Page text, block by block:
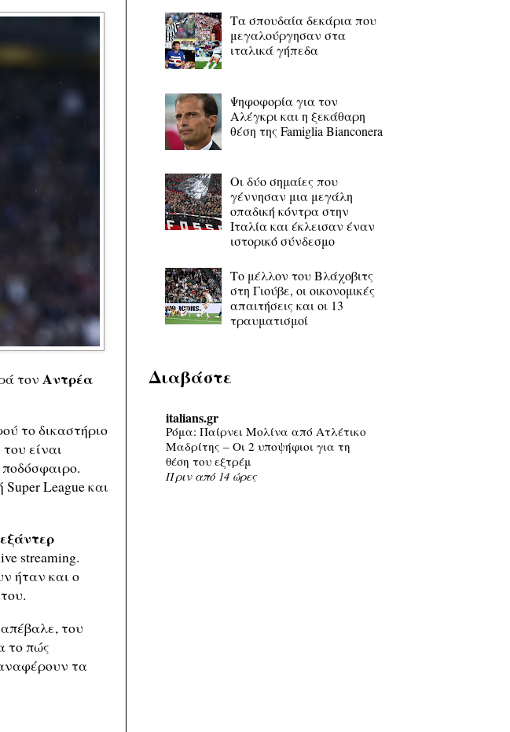
τον Αντρέα
το δικαστήριο
είναι
League και
streaming.
ήταν και ο
του
το πώς
τα
Τα σπουδαία δεκάρια που
μεγαλούργησαν στα
ιταλικά γήπεδα
Ψηφοφορία για τον
Αλέγκρι και η ξεκάθαρη
θέση της Famiglia Bianconera
Οι δύο σημαίες που
γέννησαν μια μεγάλη
οπαδική κόντρα στην
Ιταλία και έκλεισαν έναν
ιστορικό σύνδεσμο
Το μέλλον του Βλάχοβιτς
στη Γιούβε, οι οικονομικές
απαιτήσεις και οι 13
τραυματισμοί
Διαβάστε
italians.gr
Ρόμα: Παίρνει Μολίνα από Ατλέτικο
Μαδρίτης – Οι 2 υποψήφιοι για τη
θέση του εξτρέμ
Πριν από 14 ώρες